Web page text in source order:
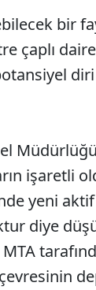
bir
çaplı
diri
işaretli
yeni
diye